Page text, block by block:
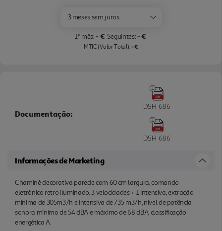
3 meses sem juros
1º mês:- € Seguintes:- €
MTIC (Valor Total):- €
Documentação:
DSH 686
DSH 686
Informações de Marketing
Chaminé decorativa parede com 60 cm largura, comando
eletrónico retro iluminado, 3 velocidades + 1 intensiva, extração
mínima de 305m3/h e intensiva de 735 m3/h, nível de potência
sonora mínimo de 54 dBA e máximo de 68 dBA, classificação
energética A.